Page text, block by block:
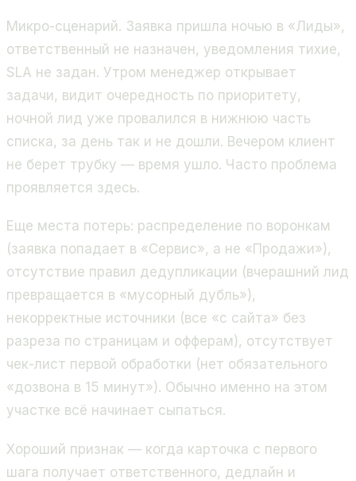
Микро-сценарий. Заявка пришла ночью в «Лиды»,
ответственный не назначен, уведомления тихие,
SLA не задан. Утром менеджер открывает
задачи, видит очередность по приоритету,
ночной лид уже провалился в нижнюю часть
списка, за день так и не дошли. Вечером клиент
не берет трубку — время ушло. Часто проблема
проявляется здесь.
Еще места потерь: распределение по воронкам
(заявка попадает в «Сервис», а не «Продажи»),
отсутствие правил дедупликации (вчерашний лид
превращается в «мусорный дубль»),
некорректные источники (все «с сайта» без
разреза по страницам и офферам), отсутствует
чек-лист первой обработки (нет обязательного
«дозвона в 15 минут»). Обычно именно на этом
участке всё начинает сыпаться.
Хороший признак — когда карточка с первого
шага получает ответственного, дедлайн и